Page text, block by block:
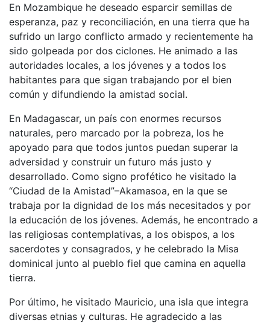
En Mozambique he deseado esparcir semillas de
esperanza, paz y reconciliación, en una tierra que ha
sufrido un largo conflicto armado y recientemente ha
sido golpeada por dos ciclones. He animado a las
autoridades locales, a los jóvenes y a todos los
habitantes para que sigan trabajando por el bien
común y difundiendo la amistad social.
En Madagascar, un país con enormes recursos
naturales, pero marcado por la pobreza, los he
apoyado para que todos juntos puedan superar la
adversidad y construir un futuro más justo y
desarrollado. Como signo profético he visitado la
“Ciudad de la Amistad”–Akamasoa, en la que se
trabaja por la dignidad de los más necesitados y por
la educación de los jóvenes. Además, he encontrado a
las religiosas contemplativas, a los obispos, a los
sacerdotes y consagrados, y he celebrado la Misa
dominical junto al pueblo fiel que camina en aquella
tierra.
Por último, he visitado Mauricio, una isla que integra
diversas etnias y culturas. He agradecido a las